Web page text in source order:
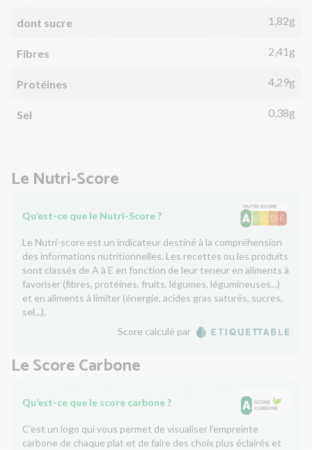
dont sucre 1,82g
Fibres 2,41g
Protéines 4,29g
Sel 0,38g
Le Nutri-Score
Qu’est-ce que le Nutri-Score ?
Le Nutri-score est un indicateur destiné à la compréhension
des informations nutritionnelles. Les recettes ou les produits
sont classés de A à E en fonction de leur teneur en aliments à
favoriser (fibres, protéines, fruits, légumes, légumineuses...)
et en aliments à limiter (énergie, acides gras saturés, sucres,
sel...).
Score calculé par
Le Score Carbone
Qu’est-ce que le score carbone ?
C'est un logo qui vous permet de visualiser l’empreinte
carbone de chaque plat et de faire des choix plus éclairés et